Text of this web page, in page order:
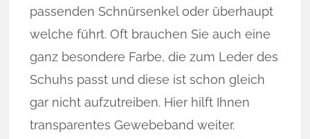
passenden Schnürsenkel oder überhaupt
welche führt. Oft brauchen Sie auch eine
ganz besondere Farbe, die zum Leder des
Schuhs passt und diese ist schon gleich
gar nicht aufzutreiben. Hier hilft Ihnen
transparentes Gewebeband weiter.